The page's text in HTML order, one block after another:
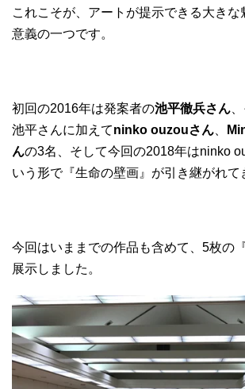
これこそが、アートが提示できる大きな
意義の一つです。
初回の2016年は発案者の池平徹兵さん
池平さんに加えてninko ouzouさん
んの3名、そして今回の2018年はninko
いう形で『生命の壁画』が引き継がれて
今回はいままでの作品も含めて、5枚の
展示しました。